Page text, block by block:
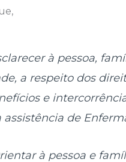
à pessoa,
a respeito dos
e
assistência de
à pessoa e